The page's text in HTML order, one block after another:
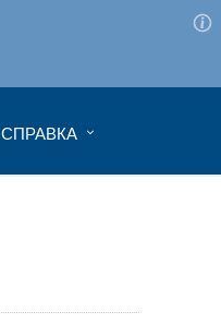
СПРАВКА